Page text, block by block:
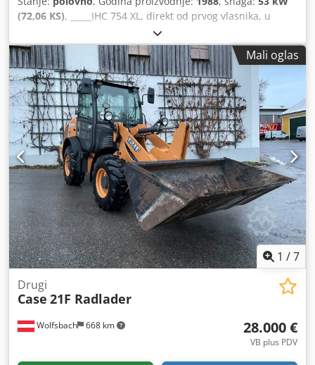
(72,06 KS), _____IHC 754 XL, direkt od prvog vlasnika, u
odličnom stanju. Radni sati: oko 8.600. Godina proizvodnje:
1988. Prednji hidraulični podiznik. Prednji kardanski
prenos. Brzina: 30 km/h. Cena: 24.500,00 evra, neto.
Lokacija: nema podataka. Dsdpfx Afezdmutsvjck
Mali oglas
1 /7
Wolfsbach 668 km
Drugi
Case 21F Radlader
28.000 €
VB plus PDV